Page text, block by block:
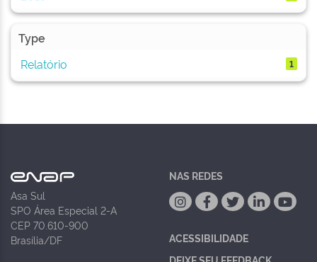
Type
Relatório
1
Asa Sul
SPO Área Especial 2-A
CEP 70.610-900
Brasília/DF
NAS REDES
ACESSIBILIDADE